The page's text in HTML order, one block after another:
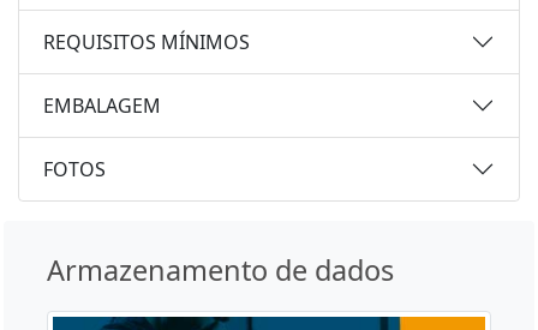
REQUISITOS MÍNIMOS
EMBALAGEM
FOTOS
Armazenamento de dados